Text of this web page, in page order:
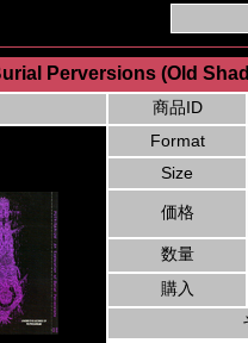
Perversions (Old
商品ID
Format
Size
価格
数量
購入